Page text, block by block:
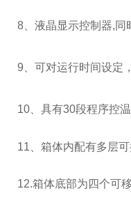
8 、液晶显示控制器,同
9 、可对运行时间设定
10、具有30段程序控
11、箱体内配有多层
12.箱体底部为四个可